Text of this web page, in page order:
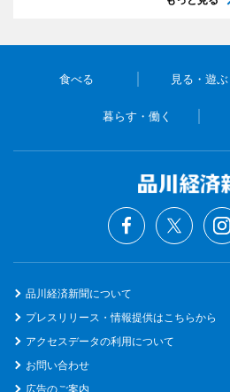
食べる 見る・遊ぶ
暮らす・働く
品川経済新聞について
プレスリリース・情報提供はこちらから
アクセスデータの利用について
お問い合わせ
広告のご案内